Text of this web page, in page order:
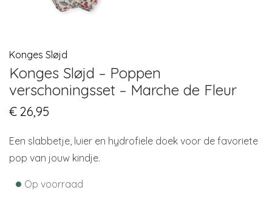
Konges Sløjd
Konges Sløjd – Poppen
verschoningsset – Marche de Fleur
€ 26,95
Een slabbetje, luier en hydrofiele doek voor de favoriete
pop van jouw kindje.
• Op voorraad